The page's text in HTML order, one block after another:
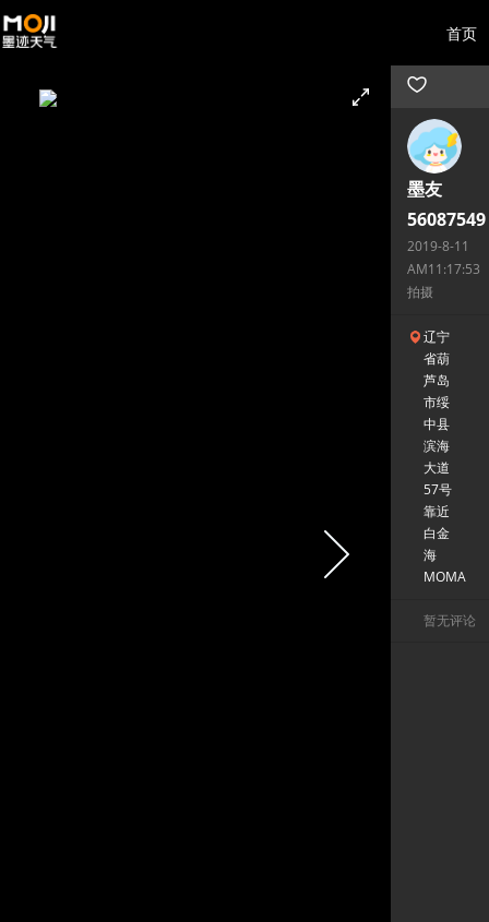
首页
墨友
56087549
2019-8-11
AM11:17:53
拍摄
辽宁
省葫
芦岛
市绥
中县
滨海
大道
57号
靠近
白金
海
MOMA
暂无评论